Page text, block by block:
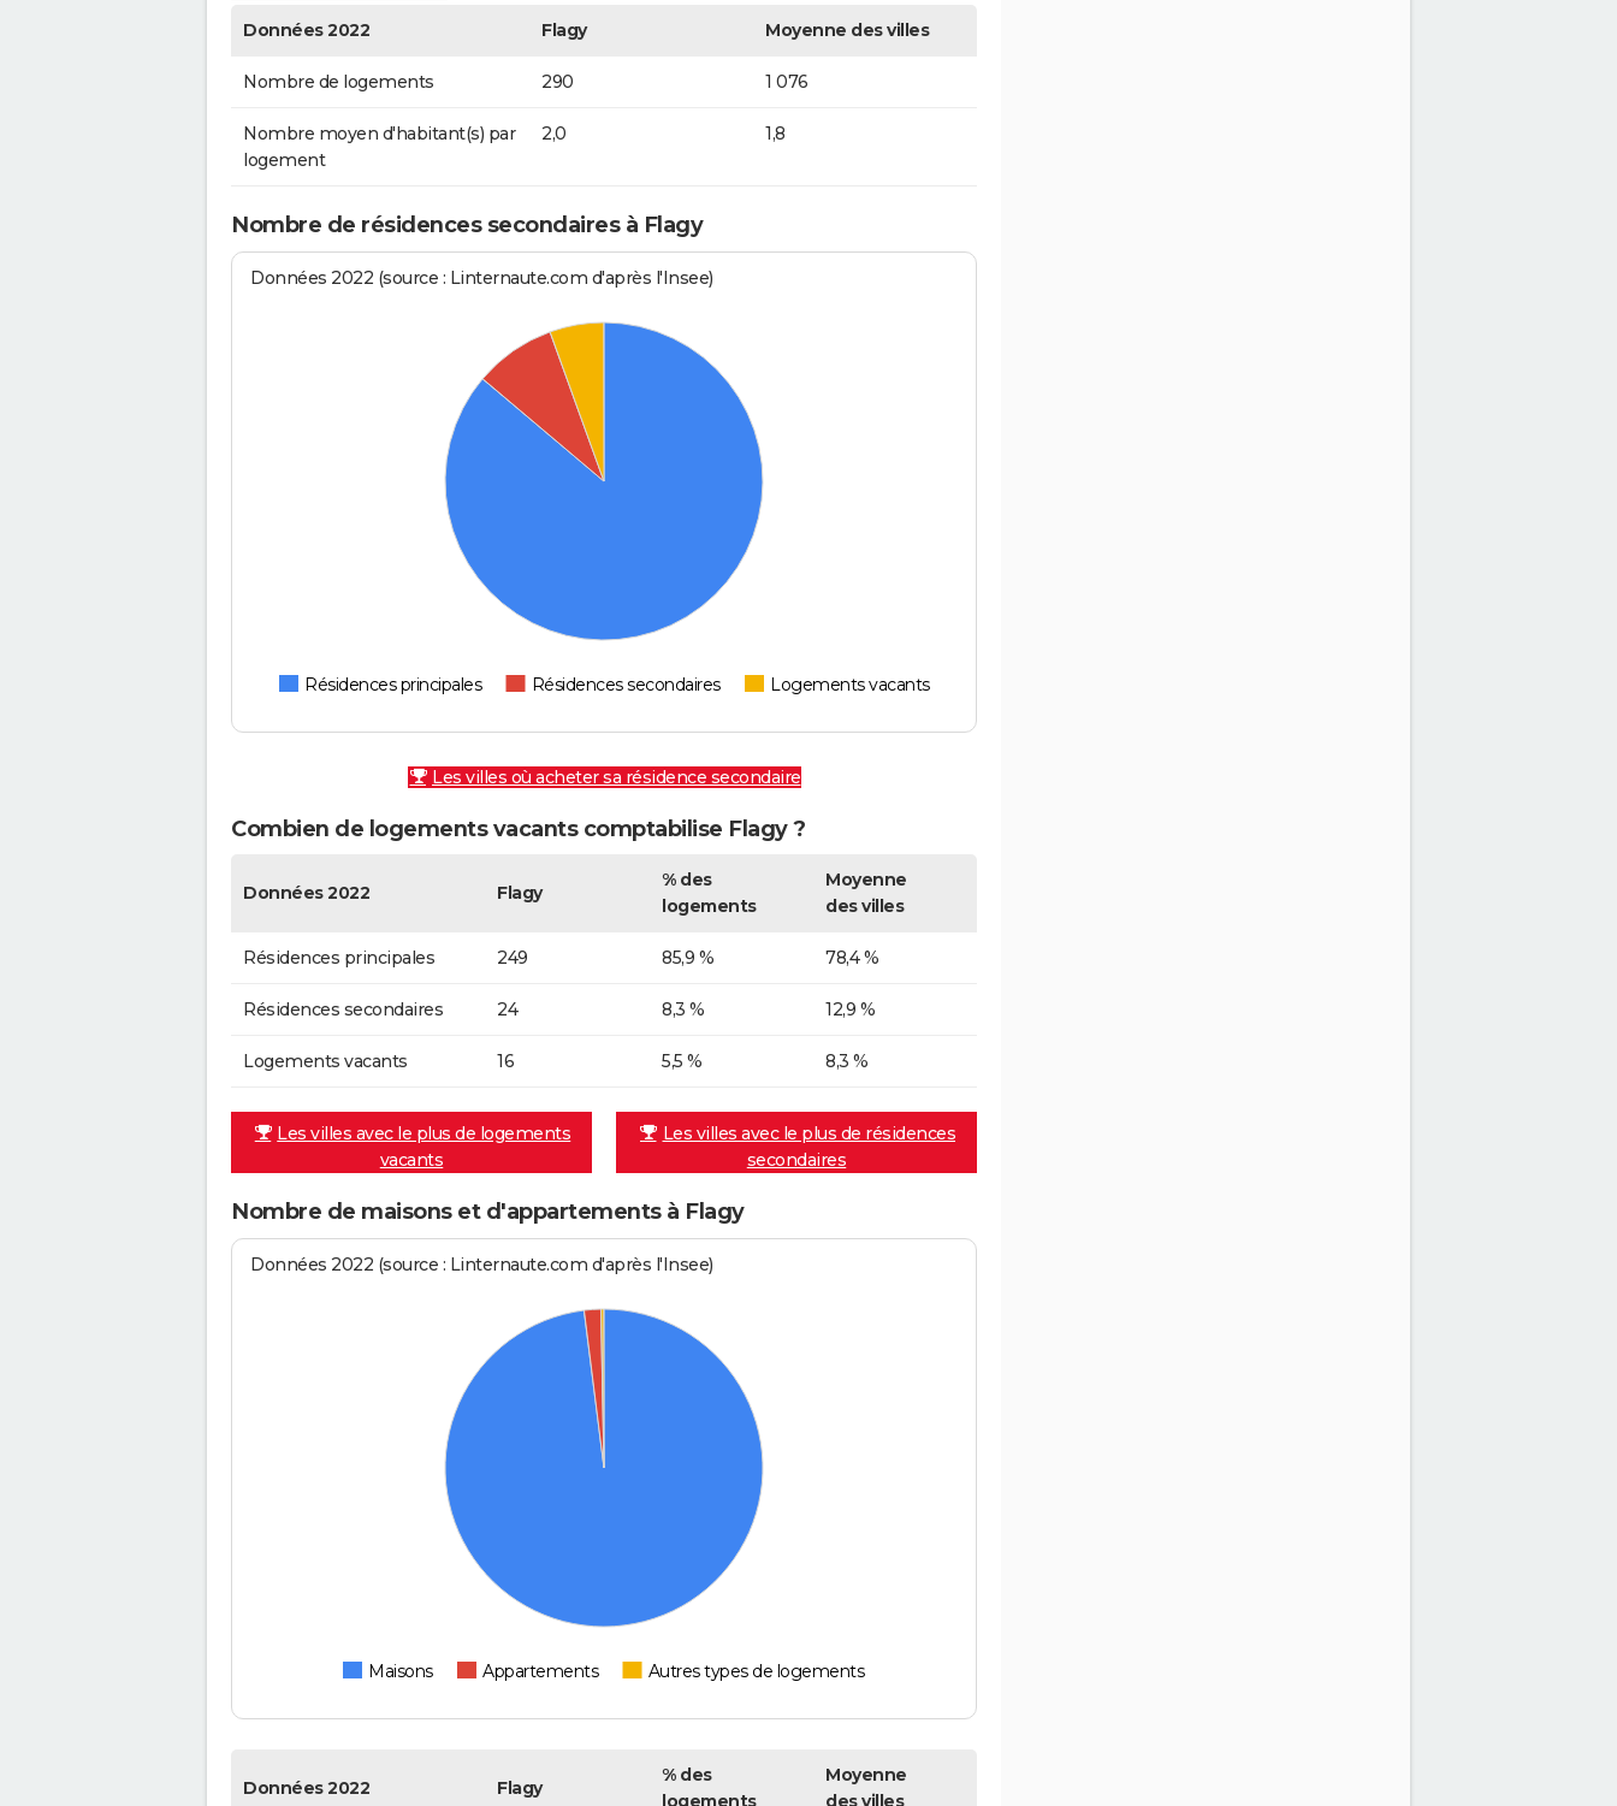
Données 2022 Flagy Moyenne des villes
Nombre de logements 290 1 076
Nombre moyen d'habitant(s) par
logement
2,0 1,8
Nombre de résidences secondaires à Flagy
Données 2022 (source : Linternaute.com d'après l'Insee)
Résidences principales Résidences secondaires Logements vacants
Les villes où acheter sa résidence secondaire
Combien de logements vacants comptabilise Flagy ?
Données 2022 Flagy
% des
logements
Moyenne
des villes
Résidences principales 249 85,9 % 78,4 %
Résidences secondaires 24 8,3 % 12,9 %
Logements vacants 16 5,5 % 8,3 %
Les villes avec le plus de logements
vacants
Les villes avec le plus de résidences
secondaires
Nombre de maisons et d'appartements à Flagy
Données 2022 (source : Linternaute.com d'après l'Insee)
Maisons Appartements Autres types de logements
Données 2022 Flagy
% des
logements
Moyenne
des villes